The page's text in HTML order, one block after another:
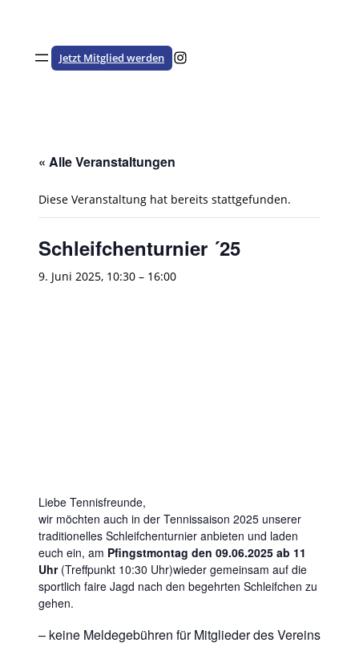
Jetzt Mitglied werden Besuche den HSTV auf Instagram
« Alle Veranstaltungen
Diese Veranstaltung hat bereits stattgefunden.
Schleifchenturnier ´25
9. Juni 2025, 10:30 – 16:00
Liebe Tennisfreunde,
wir möchten auch in der Tennissaison 2025 unserer
traditionelles Schleifchenturnier anbieten und laden
euch ein, am Pfingstmontag den 09.06.2025 ab 11
Uhr(Treffpunkt 10:30 Uhr)wieder gemeinsam auf die
sportlich faire Jagd nach den begehrten Schleifchen zu
gehen.
– keine Meldegebühren für Mitglieder des Vereins